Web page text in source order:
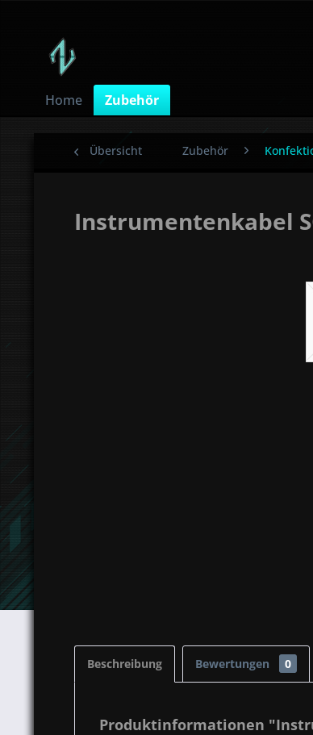
Home Zubehör
Übersicht Zubehör
Instrumentenkabel
Beschreibung Bewertungen 0
Produktinformationen